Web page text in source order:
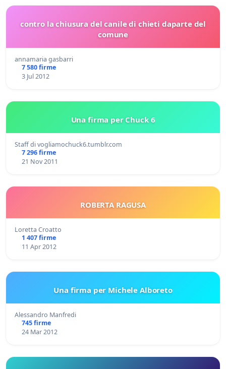
contro la chiusura del canile di chieti daparte del
comune
annamaria gasbarri
7 580 firme
3 Jul 2012
Una firma per Chuck 6
Staff di vogliamochuck6.tumblr.com
7 296 firme
21 Nov 2011
ROBERTA RAGUSA
Loretta Croatto
1 407 firme
11 Apr 2012
Una firma per Michele Alboreto
Alessandro Manfredi
745 firme
24 Mar 2012